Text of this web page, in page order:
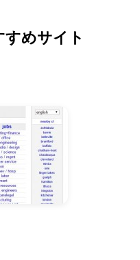
めサイト